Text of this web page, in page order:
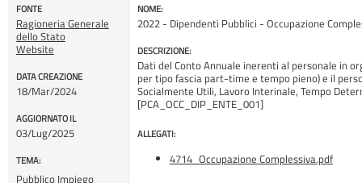
FONTE
Ragioneria Generale
dello Stato
Website
DATA CREAZIONE
18/Mar/2024
AGGIORNATO IL
03/Lug/2025
TEMA:
Pubblico Impiego
NOME:
2022 - Dipendenti Pubblici - Occupazione
DESCRIZIONE:
Dati del Conto Annuale inerenti al personale in
per tipo fascia part-time e tempo pieno) e il
Socialmente Utili, Lavoro Interinale, Tempo
[PCA_OCC_DIP_ENTE_001]
ALLEGATI:
4714_Occupazione Complessiva.pdf